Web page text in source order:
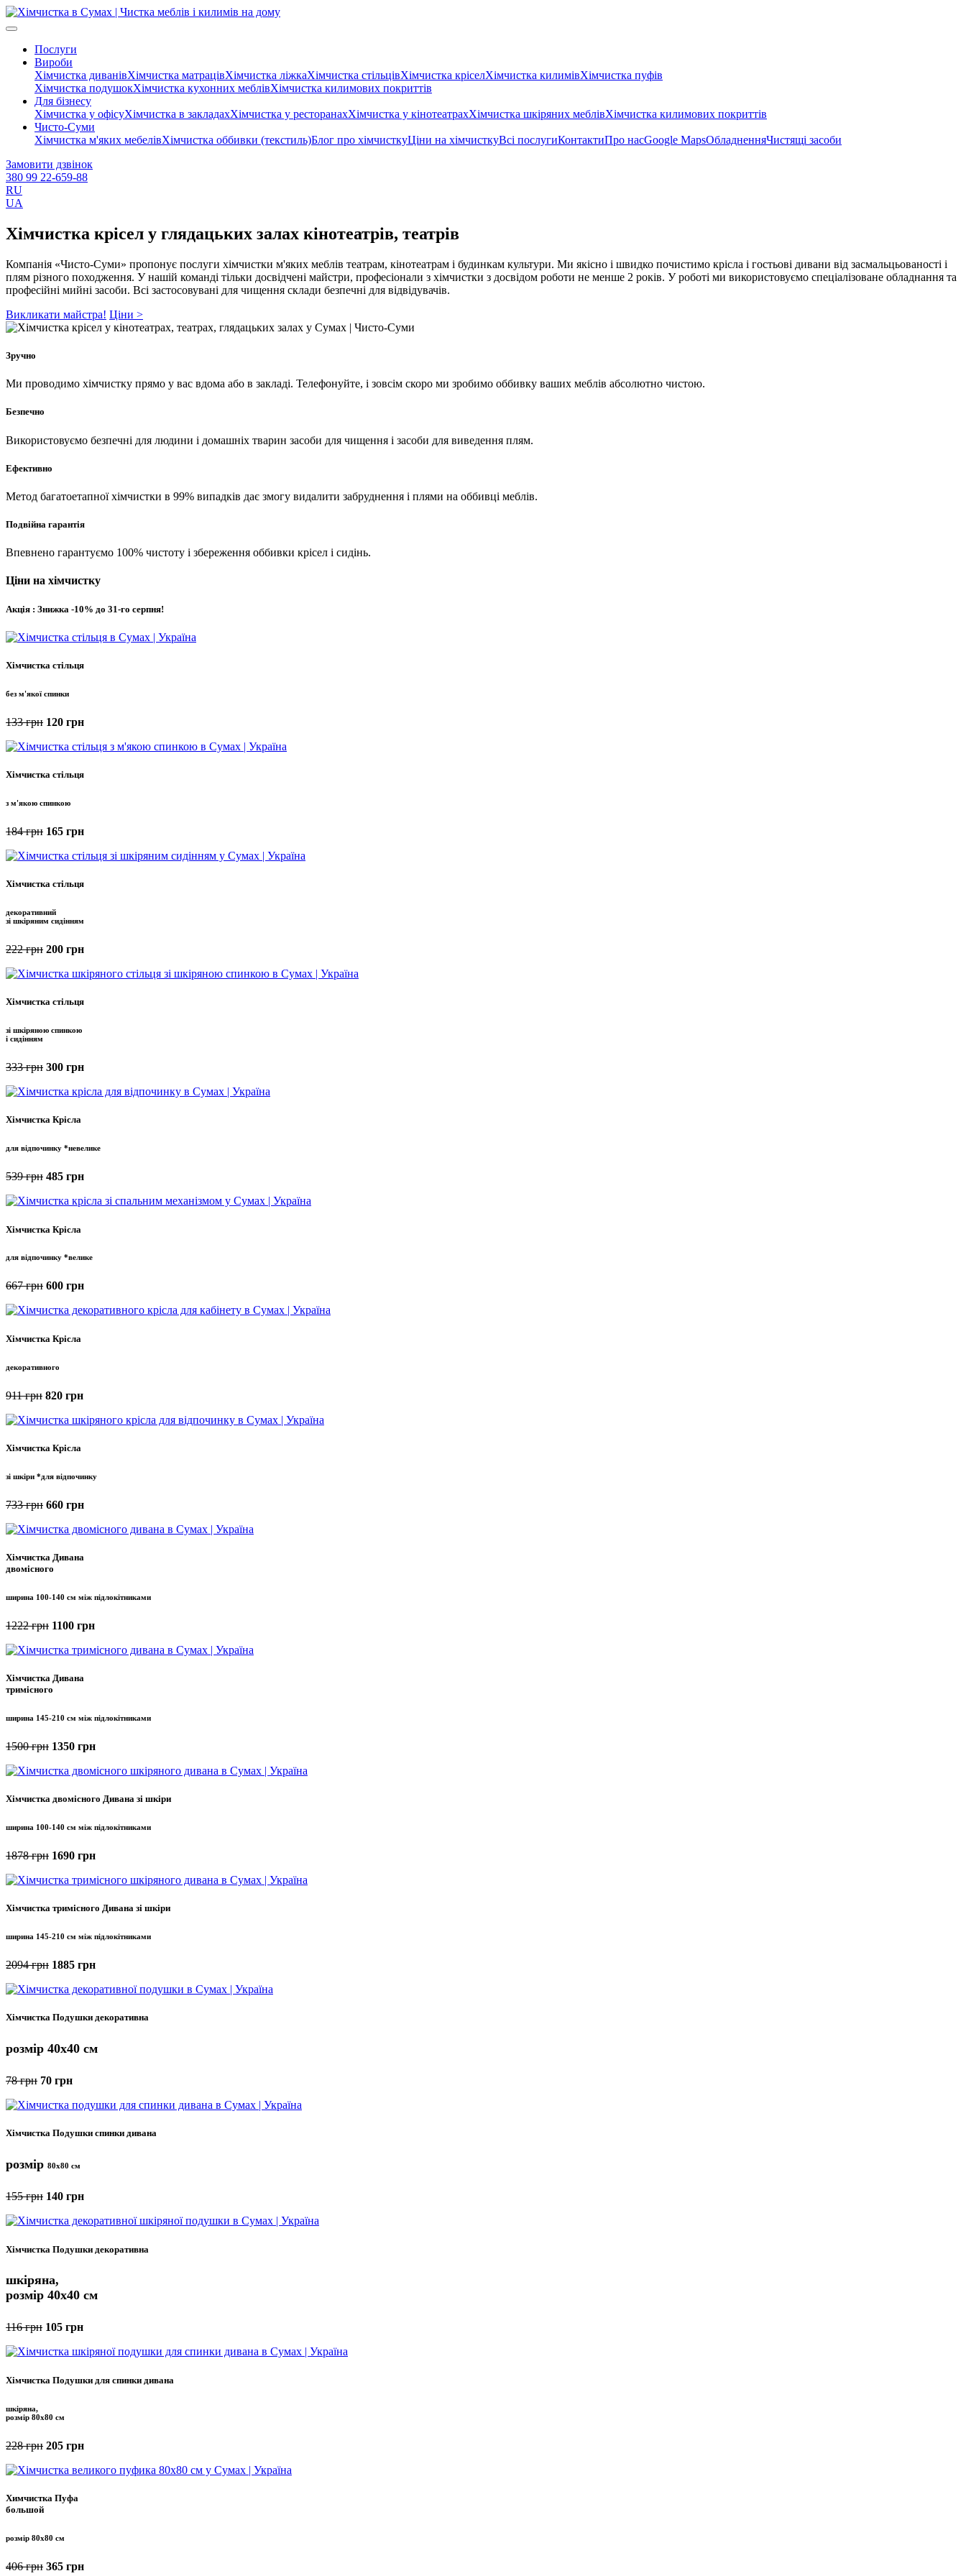
Послуги
Вироби
Хімчистка диванівХімчистка матрацівХімчистка ліжкаХімчистка стільцівХімчистка кріселХімчистка килимівХімчистка пуфів
Хімчистка подушокХімчистка кухонних меблівХімчистка килимових покриттів
Для бізнесу
Хімчистка у офісуХімчистка в закладахХімчистка у ресторанахХімчистка у кінотеатрахХімчистка шкіряних меблівХімчистка килимових покриттів
Чисто-Суми
Хімчистка м'яких мебелівХімчистка оббивки (текстиль)Блог про хімчисткуЦіни на хімчисткуВсі послугиКонтактиПро насGoogle MapsОбладненняЧистящі засоби
Замовити дзвінок
380 99 22-659-88
RU
UA
Хімчистка крісел у глядацьких залах кінотеатрів, театрів
Компанія «Чисто-Суми» пропонує послуги хімчистки м'яких меблів театрам, кінотеатрам і будинкам культури. Ми якісно і швидко почистимо крісла і гостьові дивани від засмальцьованості і
плям різного походження. У нашій команді тільки досвідчені майстри, професіонали з хімчистки з досвідом роботи не менше 2 років. У роботі ми використовуємо спеціалізоване обладнання та
професійні мийні засоби. Всі застосовувані для чищення склади безпечні для відвідувачів.
Викликати майстра! Ціни >
Зручно
Ми проводимо хімчистку прямо у вас вдома або в закладі. Телефонуйте, і зовсім скоро ми зробимо оббивку ваших меблів абсолютно чистою.
Безпечно
Використовуємо безпечні для людини і домашніх тварин засоби для чищення і засоби для виведення плям.
Ефективно
Метод багатоетапної хімчистки в 99% випадків дає змогу видалити забруднення і плями на оббивці меблів.
Подвійна гарантія
Впевнено гарантуємо 100% чистоту і збереження оббивки крісел і сидінь.
Ціни на хімчистку
Акція : Знижка -10% до 31-го серпня!
Хімчистка стільця
без м'якої спинки
133 грн 120 грн
Хімчистка стільця
з м'якою спинкою
184 грн 165 грн
Хімчистка стільця
декоративний
зі шкіряним сидінням
222 грн 200 грн
Хімчистка стільця
зі шкіряною спинкою
і сидінням
333 грн 300 грн
Хімчистка Крісла
для відпочинку *невелике
539 грн 485 грн
Хімчистка Крісла
для відпочинку *велике
667 грн 600 грн
Хімчистка Крісла
декоративного
911 грн 820 грн
Хімчистка Крісла
зі шкіри *для відпочинку
733 грн 660 грн
Хімчистка Дивана
двомісного
ширина 100-140 см між підлокітниками
1222 грн 1100 грн
Хімчистка Дивана
тримісного
ширина 145-210 см між підлокітниками
1500 грн 1350 грн
Хімчистка двомісного Дивана зі шкіри
ширина 100-140 см між підлокітниками
1878 грн 1690 грн
Хімчистка тримісного Дивана зі шкіри
ширина 145-210 см між підлокітниками
2094 грн 1885 грн
Хімчистка Подушки декоративна
розмір 40x40 см
78 грн 70 грн
Хімчистка Подушки спинки дивана
розмір 80x80 см
155 грн 140 грн
Хімчистка Подушки декоративна
шкіряна,
розмір 40x40 см
116 грн 105 грн
Хімчистка Подушки для спинки дивана
шкіряна,
розмір 80x80 см
228 грн 205 грн
Химчистка Пуфа
большой
розмір 80x80 см
406 грн 365 грн